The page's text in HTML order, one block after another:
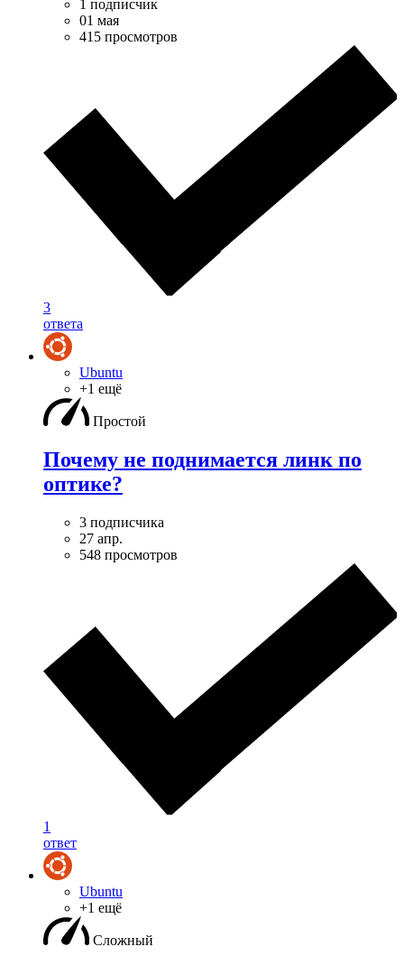
1 подписчик
01 мая
415 просмотров
3
ответа
Ubuntu
+1 ещё
Простой
Почему не поднимается линк по
оптике?
3 подписчика
27 апр.
548 просмотров
1
ответ
Ubuntu
+1 ещё
Сложный